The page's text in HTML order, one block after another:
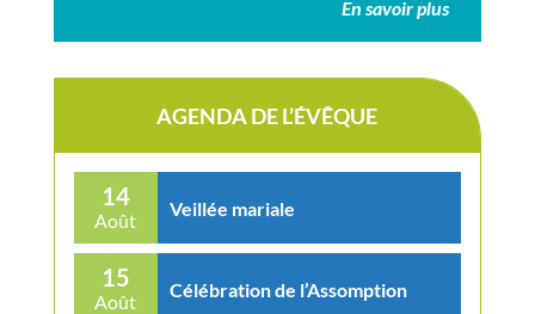
En savoir plus
AGENDA DE L’ÉVÊQUE
14
Août
Veillée mariale
15
Août
Célébration de l’Assomption